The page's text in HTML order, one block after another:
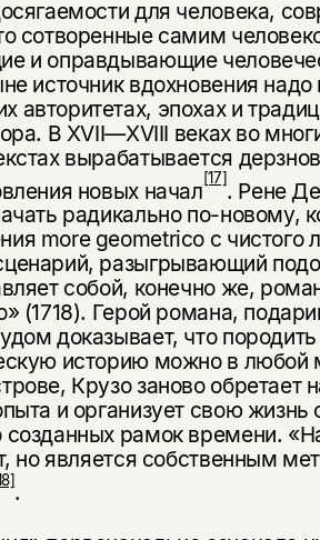
для человека,
со­творенные самим
и оправдываю­щие
источник вдохновения надо
авторитетах, эпохах и
В XVII—XVIII веках во
вырабатывается
новых начал[17]. Рене
радикально по-новому,
more geometrico с чистого
разыгры­вающий
собой, конечно же,
(1718). Герой романа,
доказывает, что
историю можно в любой
Крузо заново обретает
и организует свою
созданных рамок времени.
но является собственным
.
с Политикой конфиденциальности
подписаться
сПолитикой конфиденциальности
подписаться
для
18 лет?
да
вернуться назад